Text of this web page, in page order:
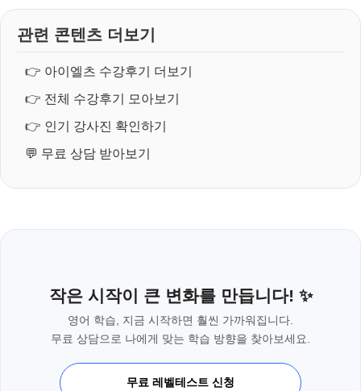
관련 콘텐츠 더보기
👉 아이엘츠 수강후기 더보기
👉 전체 수강후기 모아보기
👉 인기 강사진 확인하기
💬 무료 상담 받아보기
작은 시작이 큰 변화를 만듭니다! ✨
영어 학습, 지금 시작하면 훨씬 가까워집니다.
무료 상담으로 나에게 맞는 학습 방향을 찾아보세요.
무료 레벨테스트 신청